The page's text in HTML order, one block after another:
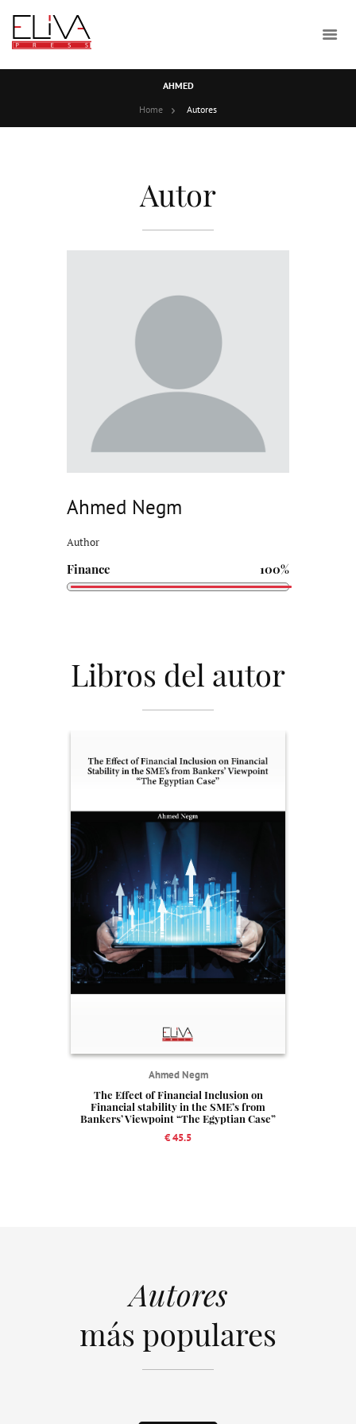
AHMED
Home
Autores
Autor
Ahmed Negm
Author
Finance 100%
Libros del autor
Ahmed Negm
The Effect of Financial Inclusion on
Financial stability in the SME’s from
Bankers’ Viewpoint “The Egyptian Case”
€ 45.5
Autores
más populares